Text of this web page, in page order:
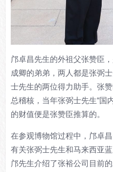
邝卓昌先生的外祖父张赞臣
成卿的弟弟，两人都是张弼
士先生的两位得力助手。张
总稽核，当年张弼士先生“国
的财值便是张赞臣推算的。
在参观博物馆过程中，邝卓
有关张弼士先生和马来西亚
邝先生介绍了张裕公司目前